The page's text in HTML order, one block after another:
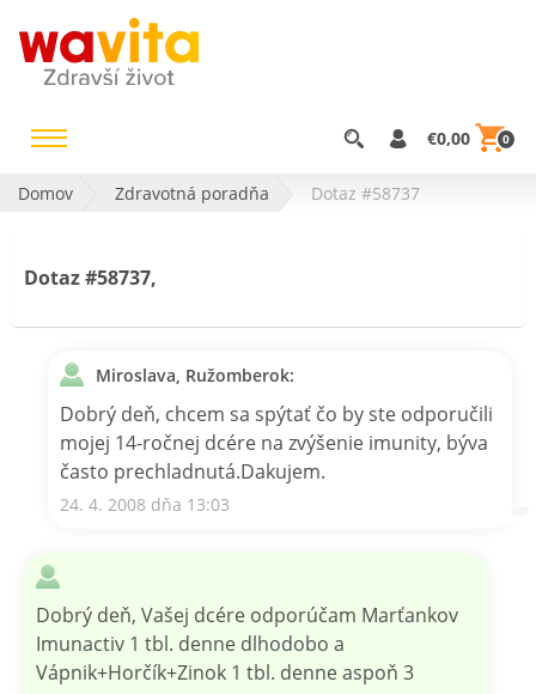
€0,00 0
Domov Zdravotná poradňa Dotaz #58737
Dotaz #58737,
Miroslava, Ružomberok:
Dobrý deň, chcem sa spýtať čo by ste odporučili
mojej 14-ročnej dcére na zvýšenie imunity, býva
často prechladnutá.Dakujem.
24. 4. 2008 dňa 13:03
Dobrý deň, Vašej dcére odporúčam Marťankov
Imunactiv 1 tbl. denne dlhodobo a
Vápnik+Horčík+Zinok 1 tbl. denne aspoň 3